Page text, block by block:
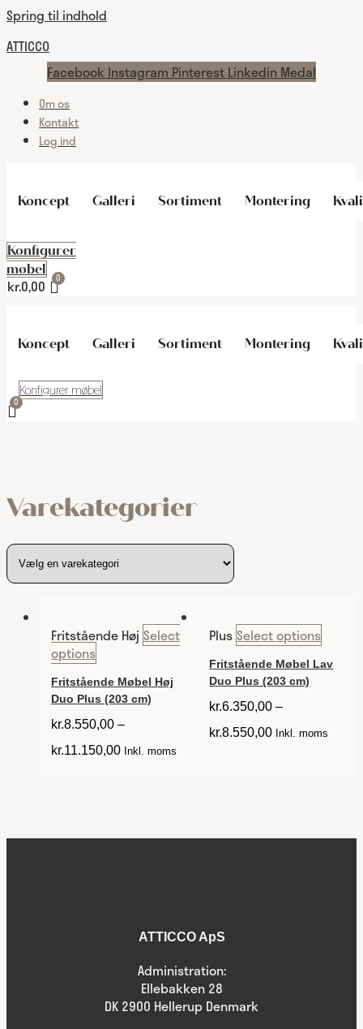
Spring til indhold
ATTICCO
Facebook Instagram Pinterest Linkedin Medal
Om os
Kontakt
Log ind
Koncept Galleri Sortiment Montering
Konfigurer
møbel
kr.0,00
Koncept Galleri Sortiment Montering
Konfigurer møbel
Varekategorier
Fritstående Høj Select
options
Fritstående Møbel Høj
Duo Plus (203 cm)
kr.8.550,00 –
kr.11.150,00 Inkl. moms
Plus Select options
Fritstående Møbel Lav
Duo Plus (203 cm)
kr.6.350,00 –
kr.8.550,00 Inkl. moms
ATTICCO ApS
Administration:
Ellebakken 28
DK 2900 Hellerup Denmark